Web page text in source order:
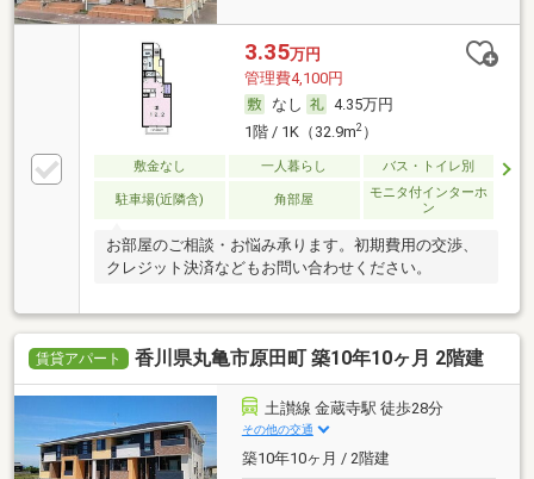
3.35万円
管理費4,100円
なし
4.35万円
1階 / 1K（32.9m2）
敷金なし 一人暮らし バス・トイレ別
駐車場(近隣含) 角部屋
モニタ付インターホ
ン
お部屋のご相談・お悩み承ります。初期費用の交渉、
クレジット決済などもお問い合わせください。
賃貸アパート 香川県丸亀市原田町 築10年10ヶ月 2階建
土讃線 金蔵寺駅 徒歩28分
その他の交通
築10年10ヶ月 / 2階建